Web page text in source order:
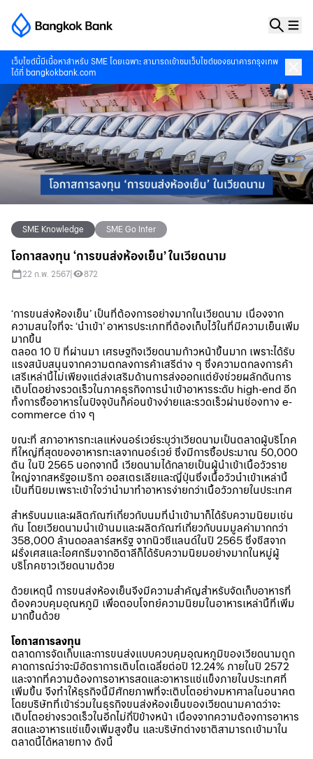
เว็บไซต์นี้มีเนื้อหาสำหรับ SME โดยเฉพาะ สามารถเข้าชมเว็บไซต์ของธนาคารกรุงเทพ
ได้ที่ bangkokbank.com
SME Knowledge SME Go Inter
โอกาสลงทุน ‘การขนส่งห้องเย็น’ ในเวียดนาม
22 ก.พ. 2567 872
‘การขนส่งห้องเย็น’ เป็นที่ต้องการอย่างมากในเวียดนาม เนื่องจาก
ความสนใจที่จะ ‘นำเข้า’ อาหารประเภทที่ต้องเก็บไว้ในที่มีความเย็นเพิ่ม
มากขึ้น
ตลอด 10 ปี ที่ผ่านมา เศรษฐกิจเวียดนามก้าวหน้าขึ้นมาก เพราะได้รับ
แรงสนับสนุนจากความตกลงการค้าเสรีต่าง ๆ ซึ่งความตกลงการค้า
เสรีเหล่านี้ไม่เพียงแต่ส่งเสริมด้านการส่งออกแต่ยังช่วยผลักดันการ
เติบโตอย่างรวดเร็วในภาคธุรกิจการนำเข้าอาหารระดับ high-end อีก
ทั้งการซื้ออาหารในปัจจุบันก็ค่อนข้างง่ายและรวดเร็วผ่านช่องทาง e-
commerce ต่าง ๆ
ขณะที่ สภาอาหารทะเลแห่งนอร์เวย์ระบุว่าเวียดนามเป็นตลาดผู้บริโภค
ที่ใหญ่ที่สุดของอาหารทะเลจากนอร์เวย์ ซึ่งมีการซื้อประมาณ 50,000
ตัน ในปี 2565 นอกจากนี้ เวียดนามได้กลายเป็นผู้นำเข้าเนื้อวัวราย
ใหญ่จากสหรัฐอเมริกา ออสเตรเลียและญี่ปุ่นซึ่งเนื้อวัวนำเข้าเหล่านี้
เป็นที่นิยมเพราะเข้าใจว่านำมาทำอาหารง่ายกว่าเนื้อวัวภายในประเทศ
สำหรับนมและผลิตภัณฑ์เกี่ยวกับนมที่นำเข้ามาก็ได้รับความนิยมเช่น
กัน โดยเวียดนามนำเข้านมและผลิตภัณฑ์เกี่ยวกับนมมูลค่ามากกว่า
358,000 ล้านดอลลาร์สหรัฐ จากนิวซีแลนด์ในปี 2565 ซึ่งชีสจาก
ฝรั่งเศสและไอศกรีมจากอิตาลีก็ได้รับความนิยมอย่างมากในหมู่ผู้
บริโภคชาวเวียดนามด้วย
ด้วยเหตุนี้ การขนส่งห้องเย็นจึงมีความสำคัญสำหรับจัดเก็บอาหารที่
ต้องควบคุมอุณหภูมิ เพื่อตอบโจทย์ความนิยมในอาหารเหล่านี้ที่เพิ่ม
มากขึ้นด้วย
โอกาสการลงทุน
ตลาดการจัดเก็บและการขนส่งแบบควบคุมอุณหภูมิของเวียดนามถูก
คาดการณ์ว่าจะมีอัตราการเติบโตเฉลี่ยต่อปี 12.24% ภายในปี 2572
และจากที่ความต้องการอาหารสดและอาหารแช่แข็งภายในประเทศที่
เพิ่มขึ้น จึงทำให้ธุรกิจนี้มีศักยภาพที่จะเติบโตอย่างมหาศาลในอนาคต
โดยบริษัทที่เข้าร่วมในธุรกิจขนส่งห้องเย็นของเวียดนามคาดว่าจะ
เติบโตอย่างรวดเร็วในอีกไม่กี่ปีข้างหน้า เนื่องจากความต้องการอาหาร
สดและอาหารแช่แข็งเพิ่มสูงขึ้น และบริษัทต่างชาติสามารถเข้ามาใน
ตลาดนี้ได้หลายทาง ดังนี้